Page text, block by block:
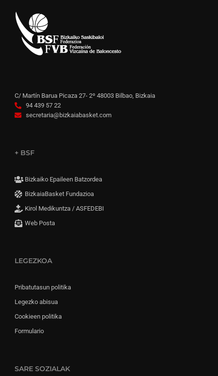
C/ Martín Barua Picaza 27- 2º 48003 Bilbao, Bizkaia
94 439 57 22
secretaria@bizkaiabasket.com
+ BSF
Bizkaiko Epaileen Batzordea
BizkaiaBasket Fundazioa
Kirol Medikuntza / ASFEDEBI
Web Posta
LEGEZKOA
Pribatutasun politika
Legezko abisua
Cookieen politika
Formulario
SARE SOZIALAK